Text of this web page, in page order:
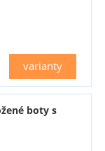
varianty
boty s